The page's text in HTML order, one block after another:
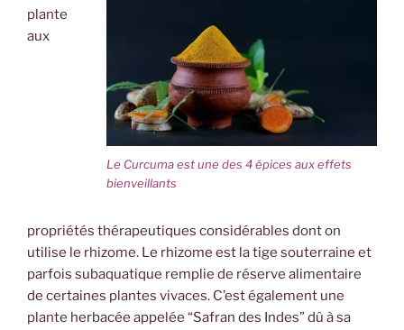
Le Curcuma est une des 4 épices aux effets
bienveillants
plante
aux
propriétés thérapeutiques considérables dont on
utilise le rhizome. Le rhizome est la tige souterraine et
parfois subaquatique remplie de réserve alimentaire
de certaines plantes vivaces. C’est également une
plante herbacée appelée “Safran des Indes” dû à sa